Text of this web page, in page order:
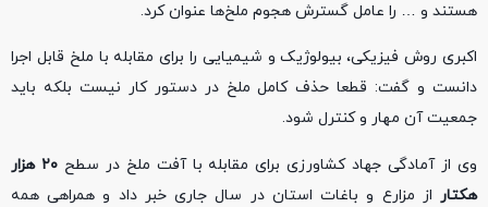
هستند و … را عامل گسترش هجوم ملخ‌ها عنوان کرد.
اکبری روش فیزیکی، بیولوژیک و شیمیایی را برای مقابله با ملخ قابل اجرا
دانست و گفت: قطعا حذف کامل ملخ در دستور کار نیست بلکه باید
جمعیت آن مهار و کنترل شود.
وی از آمادگی جهاد کشاورزی برای مقابله با آفت ملخ در سطح
۲۰ هزار
هکتار از مزارع و باغات استان در سال جاری خبر داد و همراهی همه